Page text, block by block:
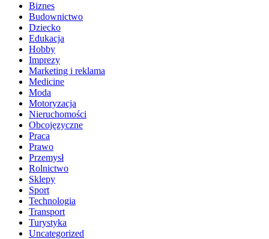
Biznes
Budownictwo
Dziecko
Edukacja
Hobby
Imprezy
Marketing i reklama
Medicine
Moda
Motoryzacja
Nieruchomości
Obcojęzyczne
Praca
Prawo
Przemysł
Rolnictwo
Sklepy
Sport
Technologia
Transport
Turystyka
Uncategorized